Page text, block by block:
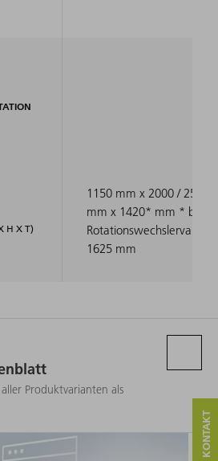
H X T)
1150 mm x 2000 / 2525
mm x 1420* mm * bei
1625 mm
Produktvarianten als